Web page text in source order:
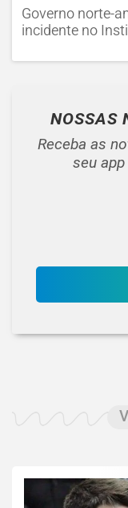
Governo norte-
incidente no
NOSSAS
Receba as
seu